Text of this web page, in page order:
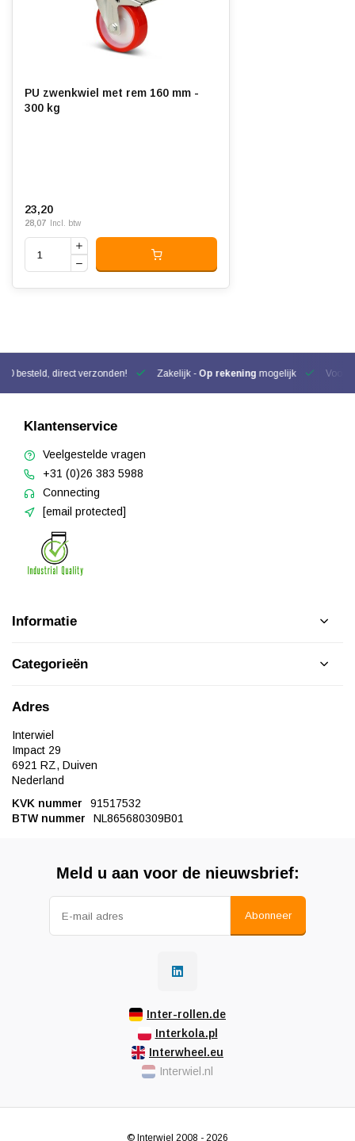
PU zwenkwiel met rem 160 mm -
300 kg
23,20
28,07 Incl. btw
besteld, direct verzonden! Zakelijk - Op rekening mogelijk Voor
Klantenservice
Veelgestelde vragen
+31 (0)26 383 5988
Connecting
[email protected]
Informatie
Categorieën
Adres
Interwiel
Impact 29
6921 RZ, Duiven
Nederland
KVK nummer
91517532
BTW nummer
NL865680309B01
Meld u aan voor de nieuwsbrief:
Abonneer
Inter-rollen.de
Interkola.pl
Interwheel.eu
Interwiel.nl
© Interwiel 2008 - 2026